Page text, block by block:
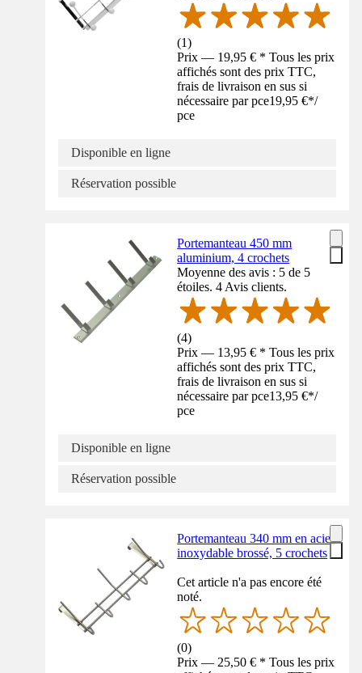
(1)
Prix — 19,95 € * Tous les prix
affichés sont des prix TTC,
frais de livraison en sus si
nécessaire par pce19,95 €*/
pce
Disponible en ligne
Réservation possible
Portemanteau 450 mm
aluminium, 4 crochets
Moyenne des avis : 5 de 5
étoiles. 4 Avis clients.
(4)
Prix — 13,95 € * Tous les prix
affichés sont des prix TTC,
frais de livraison en sus si
nécessaire par pce13,95 €*/
pce
Disponible en ligne
Réservation possible
Portemanteau 340 mm en acier
inoxydable brossé, 5 crochets
Cet article n'a pas encore été
noté.
(0)
Prix — 25,50 € * Tous les prix